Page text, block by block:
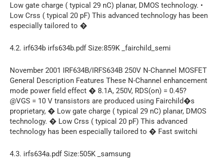
Low gate charge ( typical 29 nC) planar, DMOS technology. •
Low Crss ( typical 20 pF) This advanced technology has been
especially tailored to �
4.2. irf634b irfs634b.pdf Size:859K _fairchild_semi
November 2001 IRF634B/IRFS634B 250V N-Channel MOSFET
General Description Features These N-Channel enhancement
mode power field effect � 8.1A, 250V, RDS(on) = 0.45?
@VGS = 10 V transistors are produced using Fairchild�s
proprietary, � Low gate charge ( typical 29 nC) planar, DMOS
technology. � Low Crss ( typical 20 pF) This advanced
technology has been especially tailored to � Fast switchi
4.3. irfs634a.pdf Size:505K _samsung